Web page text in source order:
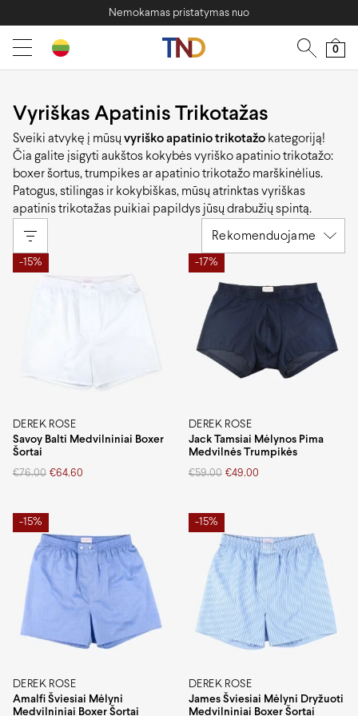
Nemokamas pristatymas nuo
0
Vyriškas Apatinis Trikotažas
Sveiki atvykę į mūsų vyriško apatinio trikotažo kategoriją!
Čia galite įsigyti aukštos kokybės vyriško apatinio trikotažo:
boxer šortus, trumpikes ar apatinio trikotažo marškinėlius.
Patogus, stilingas ir kokybiškas, mūsų atrinktas vyriškas
apatinis trikotažas puikiai papildys jūsų drabužių spintą.
Rekomenduojame
-15%
DEREK ROSE
Savoy Balti Medvilniniai Boxer
Šortai
€76.00
Original
€76.00.
€64.60
Current
€64.60.
-17%
DEREK ROSE
Jack Tamsiai Mėlynos Pima
Medvilnės Trumpikės
€59.00
Original
€59.00.
€49.00
Current
€49.00.
-15%
DEREK ROSE
Amalfi Šviesiai Mėlyni
Medvilniniai Boxer Šortai
-15%
DEREK ROSE
James Šviesiai Mėlyni Dryžuoti
Medvilniniai Boxer Šortai